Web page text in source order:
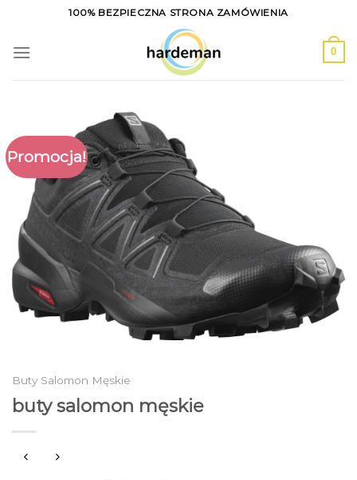
content
100% BEZPIECZNA STRONA ZAMÓWIENIA
0
Promocja!
Buty Salomon Męskie
buty salomon męskie